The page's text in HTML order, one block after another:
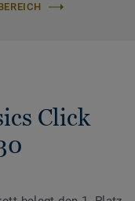
Click